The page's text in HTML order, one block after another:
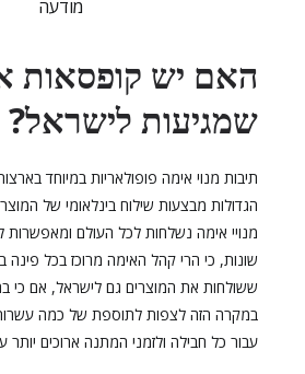
מודעה
האם יש קופסאות
שמגיעות לישראל?
תיבות מנוי אימה פופולאריות במיוחד
הגדולות מבצעות שילוח בינלאומי של
מנויי אימה נשלחות לכל העולם ומאפשרות
שונות, כי הרי קהל האימה מרוכז בכל פינה
ששולחות את המוצרים גם לישראל, אם כי
במקרה הזה לצפות לתוספת של כמה
עבור כל חבילה ולזמני המתנה ארוכים